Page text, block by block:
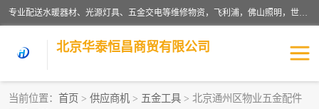
专业配送水暖器材、光源灯具、五金交电等维修物资，飞利浦，佛山照明，世达，博世，九牧，特陶等各产品涉及国内外知名品牌。公司专注与物业、学校、酒店、工厂等单位合作，提供一站式配送服务，降低客户综合成本。依托电子商务改变传统模式，以专业的团队为客户提供24H物资配送到达，货到月结、统一开票，便捷退换等服务，提高了企业的运营效率。
北京华泰恒昌商贸有限公司
当前位置： 首页 > 供应商机 > 五金工具 > 北京通州区物业五金配件